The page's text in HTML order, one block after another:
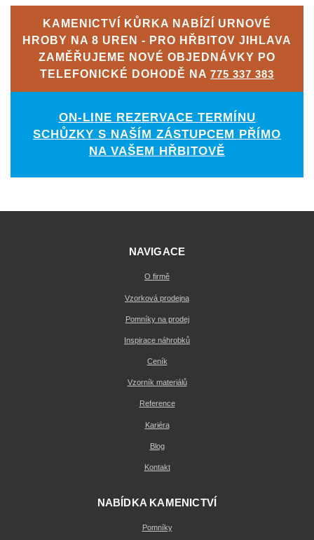
KAMENICTVÍ KŮRKA NABÍZÍ URNOVÉ
HROBY NA 8 UREN - PRO HŘBITOV JIHLAVA
ZAMĚŘUJEME NOVÉ OBJEDNÁVKY PO
TELEFONICKÉ DOHODĚ NA 775 337 383
ON-LINE REZERVACE TERMÍNU
SCHŮZKY S NAŠÍM ZÁSTUPCEM PŘÍMO
NA VAŠEM HŘBITOVĚ
NAVIGACE
O firmě
Vzorková prodejna
Pomníky na prodej
Inspirace náhrobků
Ceník
Vzorník materiálů
Reference
Kariéra
Blog
Kontakt
NABÍDKA KAMENICTVÍ
Pomníky